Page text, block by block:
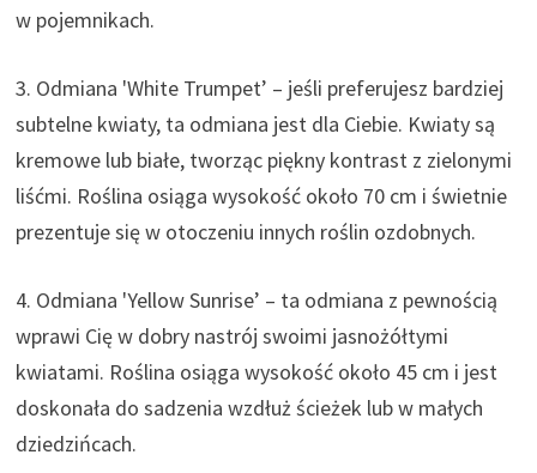
w pojemnikach.
3. Odmiana 'White Trumpet’ – jeśli preferujesz bardziej
subtelne kwiaty, ta odmiana jest dla Ciebie. Kwiaty są
kremowe lub białe, tworząc piękny kontrast z zielonymi
liśćmi. Roślina osiąga wysokość około 70 cm i świetnie
prezentuje się w otoczeniu innych roślin ozdobnych.
4. Odmiana 'Yellow Sunrise’ – ta odmiana z pewnością
wprawi Cię w dobry nastrój swoimi jasnożółtymi
kwiatami. Roślina osiąga wysokość około 45 cm i jest
doskonała do sadzenia wzdłuż ścieżek lub w małych
dziedzińcach.